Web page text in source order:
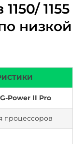
1155
низкой
Power II Pro
процессоров